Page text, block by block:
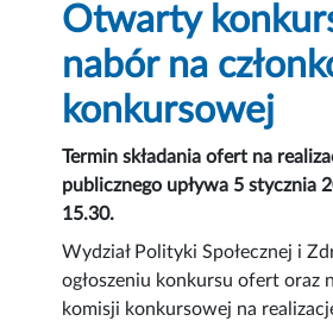
Otwarty
nabór na
konkursowej
Termin składania ofert na
publicznego upływa 5 stycznia
15.30.
Wydział Polityki Społecznej i
ogłoszeniu konkursu ofert oraz
komisji konkursowej na